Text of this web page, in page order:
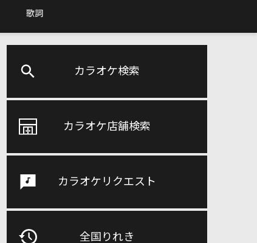
歌詞
カラオケ検索
カラオケ店舗検索
カラオケリクエスト
全国りれき